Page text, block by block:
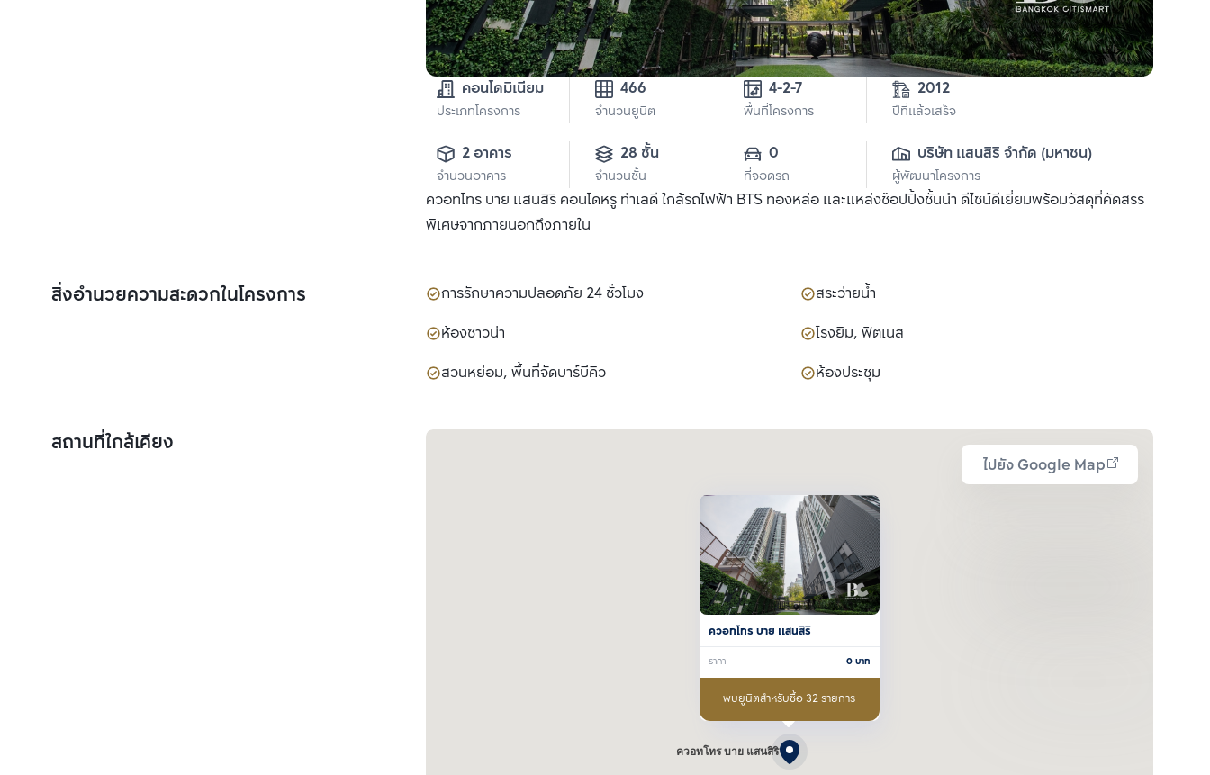
คอนโดมิเนียม
ประเภทโครงการ
466
จำนวนยูนิต
4-2-7
พื้นที่โครงการ
2012
ปีที่แล้วเสร็จ
2 อาคาร
จำนวนอาคาร
28 ชั้น
จำนวนชั้น
0
ที่จอดรถ
บริษัท แสนสิริ จำกัด (มหาชน)
ผู้พัฒนาโครงการ
ควอทโทร บาย แสนสิริ คอนโดหรู ทำเลดี ใกล้รถไฟฟ้า BTS ทองหล่อ และแหล่งช๊อปปิ้งชั้นนำ ดีไซน์ดีเยี่ยมพร้อมวัสดุที่คัดสรร
พิเศษจากภายนอกถึงภายใน
สิ่งอำนวยความสะดวกในโครงการ การรักษาความปลอดภัย 24 ชั่วโมง
สระว่ายน้ำ
ห้องซาวน่า
โรงยิม, ฟิตเนส
สวนหย่อม, พื้นที่จัดบาร์บีคิว
ห้องประชุม
สถานที่ใกล้เคียง
ไปยัง Google Map
ควอทโทร บาย แสนสิริ
ควอทโทร บาย แสนสิริ
ราคา 0บาท
พบยูนิตสำหรับซื้อ 32 รายการ